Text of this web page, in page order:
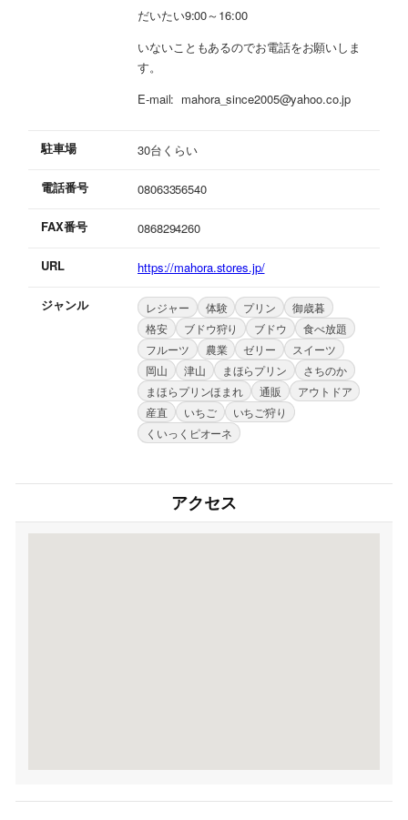
だいたい9:00～16:00
いないこともあるのでお電話をお願いしま
す。
E-mail: mahora_since2005@yahoo.co.jp
駐車場 30台くらい
電話番号 08063356540
FAX番号 0868294260
URL https://mahora.stores.jp/
ジャンル レジャー 体験 プリン
御歳暮
格安
ブドウ狩り ブドウ
食べ放題
フルーツ
農業 ゼリー
スイーツ
岡山
津山 まほらプリン
さちのか
まほらプリンほまれ
通販
アウトドア
産直
いちご
いちご狩り
くいっくピオーネ
アクセス